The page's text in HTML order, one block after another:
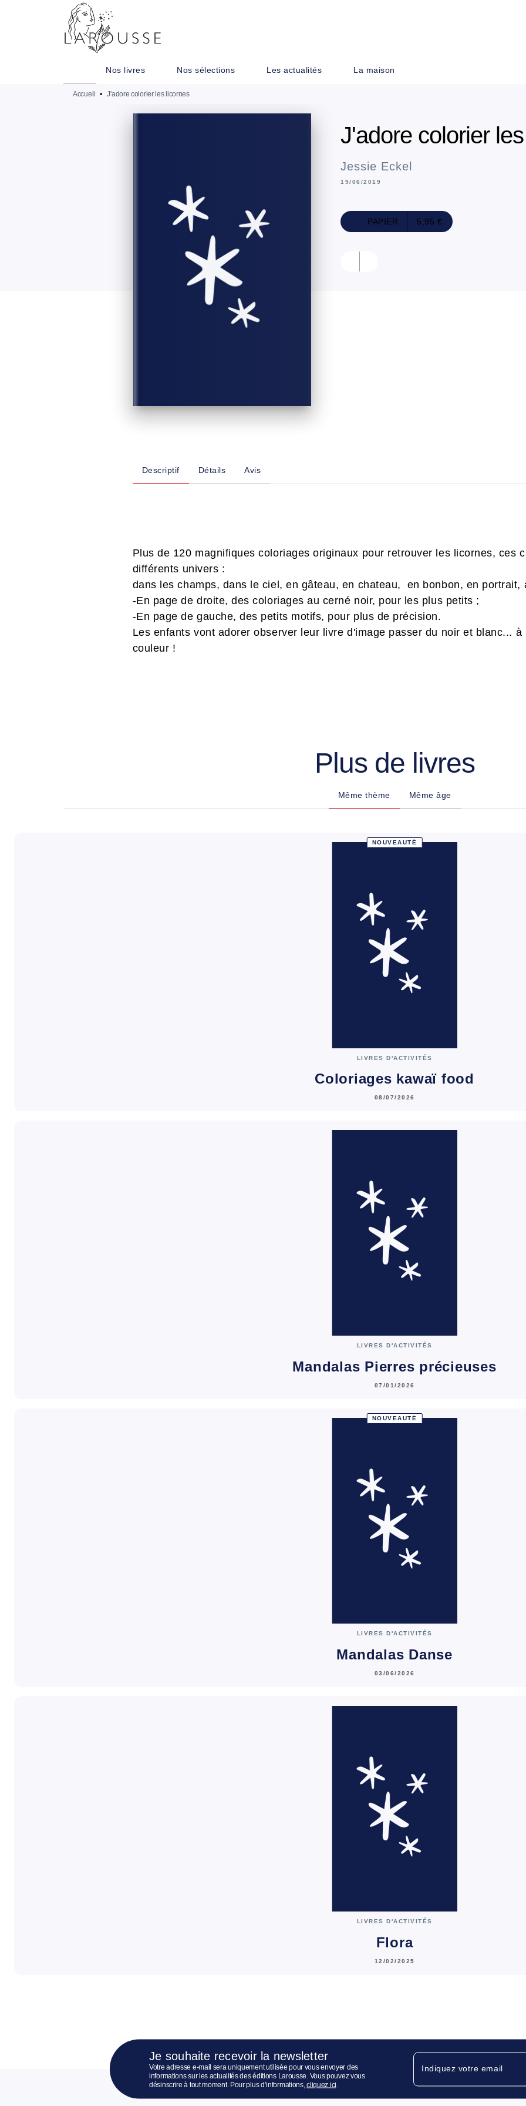
MENU
Nos livres Nos sélections Les actualités La maison
Accueil • J'adore colorier les licornes
J'adore colorier
Jessie Eckel
19/06/2019
PAPIER 5,95 €
Descriptif Détails Avis
Plus de 120 magnifiques coloriages originaux pour retrouver les licornes, ces
différents univers :
dans les champs, dans le ciel, en gâteau, en chateau, en bonbon, en portrait,
-En page de droite, des coloriages au cerné noir, pour les plus petits ;
-En page de gauche, des petits motifs, pour plus de précision.
Les enfants vont adorer observer leur livre d'image passer du noir et blanc...
couleur !
Plus de livres
Même thème Même âge
NOUVEAUTÉ
LIVRES D'ACTIVITÉS
Coloriages kawaï food
08/07/2026
LIVRES D'ACTIVITÉS
Mandalas Pierres précieuses
07/01/2026
NOUVEAUTÉ
LIVRES D'ACTIVITÉS
Mandalas Danse
03/06/2026
LIVRES D'ACTIVITÉS
Flora
12/02/2025
Je souhaite recevoir la newsletter
Votre adresse e-mail sera uniquement utilisée pour vous envoyer des
informations sur les actualités des éditions Larousse. Vous pouvez vous
désinscrire à tout moment. Pour plus d’informations,cliquez ici
Indiquez votre email